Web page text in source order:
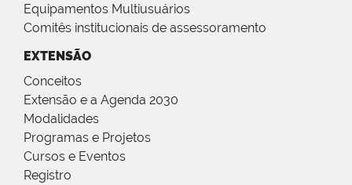
Equipamentos Multiusuários
Comitês institucionais de assessoramento
EXTENSÃO
Conceitos
Extensão e a Agenda 2030
Modalidades
Programas e Projetos
Cursos e Eventos
Registro